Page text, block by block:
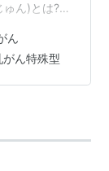
ん)とは???
ん
tubular
殊型 粘液が
ん
がん特殊型